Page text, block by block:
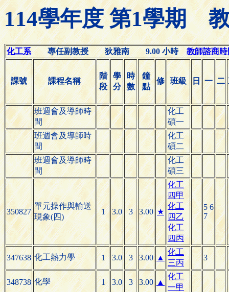
114學年度 第1學期
化工系專任副教授 狄雅南 9.00 小時教師諮商時
課號 課程名稱
階
段
學
分
時
數
鐘
點
修 班級 日 一 二
班週會及導師時
間
化工
碩一
班週會及導師時
間
化工
碩二
班週會及導師時
間
化工
碩三
350827
單元操作與輸送
現象(四)
1 3.0 3 3.00 ★
化工
四甲
化工
四乙
化工
四丙
5 6
7
347638 化工熱力學 1 3.0 3 3.00 ▲
化工
三丙
3
348738 化學 1 3.0 3 3.00 ▲
化工
一甲